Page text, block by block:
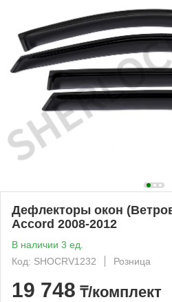
Дефлекторы окон
Accord 2008-2012
В наличии 3 ед.
Код: SHOCRV1232
Розница
19 748 ₸/комплект